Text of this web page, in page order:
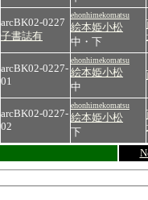
arcBK02-0227
子書誌有
ehonhimekomatsu
絵本姫小松
中・下
arcBK02-0227-
01
ehonhimekomatsu
絵本姫小松
中
arcBK02-0227-
02
ehonhimekomatsu
絵本姫小松
下